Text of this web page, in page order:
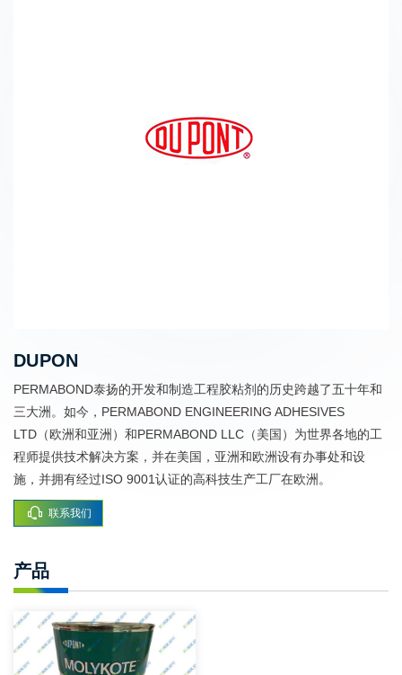
DUPON
PERMABOND泰扬的开发和制造工程胶粘剂的历史跨越了五十年和
三大洲。如今，PERMABOND ENGINEERING ADHESIVES
LTD（欧洲和亚洲）和PERMABOND LLC（美国）为世界各地的工
程师提供技术解决方案，并在美国，亚洲和欧洲设有办事处和设
施，并拥有经过ISO 9001认证的高科技生产工厂在欧洲。
联系我们
产品